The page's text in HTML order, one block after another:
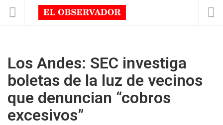
Los Andes: SEC investiga
boletas de la luz de vecinos
que denuncian “cobros
excesivos”